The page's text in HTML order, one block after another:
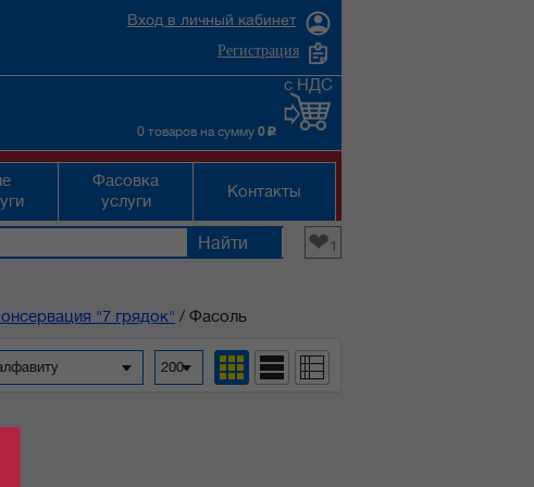
Вход в личный кабинет
Регистрация
0 товаров на сумму 0 c
с НДС
Фасовка
услуги
Контакты
❤1
"7 грядок" / Фасоль
200
алфавиту